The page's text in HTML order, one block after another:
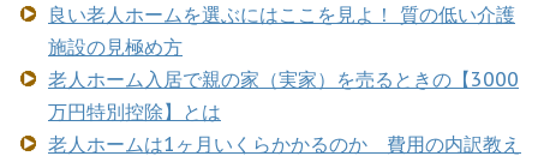
良い老人ホームを選ぶにはここを見よ！ 質の低い介護
施設の見極め方
老人ホーム入居で親の家（実家）を売るときの【3000
万円特別控除】とは
老人ホームは1ヶ月いくらかかるのか 費用の内訳教え